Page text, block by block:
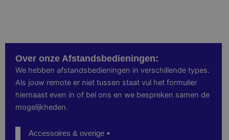
Over onze Afstandsbedieningen:
We hebben afstandsbedieningen in verschillende types.
Als jouw remote er niet tussen staat vul het formulier
hiernaast even in of bel ons en we bespreken samen de
mogelijkheden.
Accessoires & overige